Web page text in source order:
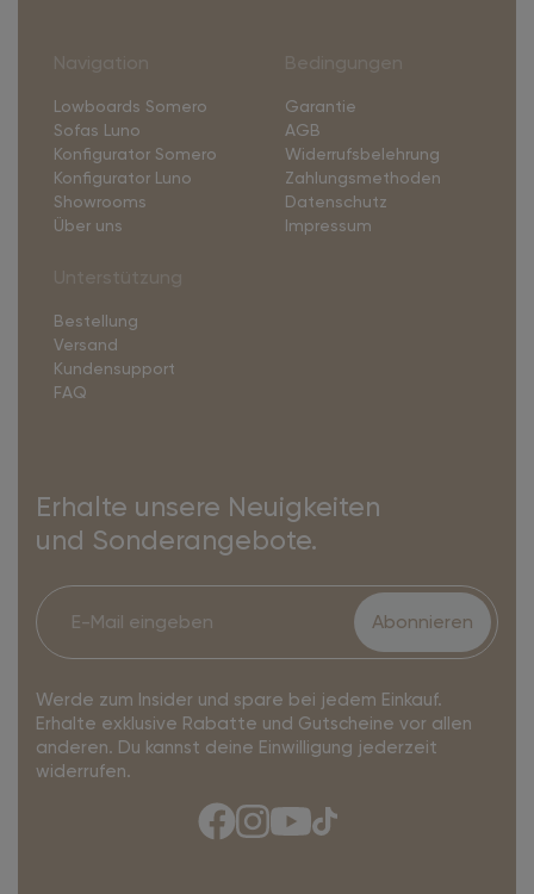
Lowboards Somero
Sofas Luno
Konfigurator Somero
Konfigurator Luno
Showrooms
Über uns
Garantie
AGB
Widerrufsbelehrung
Zahlungsmethoden
Datenschutz
Impressum
Bestellung
Versand
Kundensupport
FAQ
Erhalte unsere Neuigkeiten
und Sonderangebote.
Abonnieren
Werde zum Insider und spare bei jedem Einkauf.
Erhalte exklusive Rabatte und Gutscheine vor allen
anderen. Du kannst deine Einwilligung jederzeit
widerrufen.